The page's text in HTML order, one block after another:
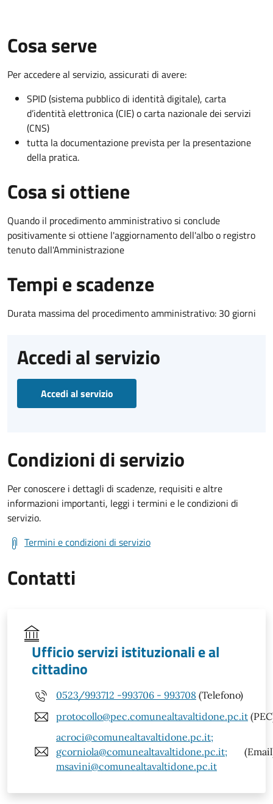
Cosa serve
Per accedere al servizio, assicurati di avere:
SPID (sistema pubblico di identità digitale), carta
d’identità elettronica (CIE) o carta nazionale dei servizi
(CNS)
tutta la documentazione prevista per la presentazione
della pratica.
Cosa si ottiene
Quando il procedimento amministrativo si conclude
positivamente si ottiene l'aggiornamento dell'albo o registro
tenuto dall'Amministrazione
Tempi e scadenze
Durata massima del procedimento amministrativo: 30 giorni
Accedi al servizio
Accedi al servizio
Condizioni di servizio
Per conoscere i dettagli di scadenze, requisiti e altre
informazioni importanti, leggi i termini e le condizioni di
servizio.
Termini e condizioni di servizio
Contatti
Ufficio servizi istituzionali e al
cittadino
0523/993712 -993706 - 993708 (Telefono)
protocollo@pec.comunealtavaltidone.pc.it
acroci@comunealtavaltidone.pc.it;
gcorniola@comunealtavaltidone.pc.it;
msavini@comunealtavaltidone.pc.it